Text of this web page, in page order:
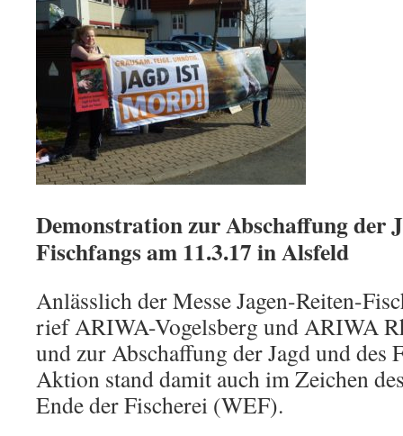
Demonstration zur Abschaffung der
Fischfangs am 11.3.17 in Alsfeld
Anlässlich der Messe Jagen-Reiten-
rief ARIWA-Vogelsberg und ARIWA
und zur Abschaffung der Jagd und des
Aktion stand damit auch im Zeichen
Ende der Fischerei (WEF).